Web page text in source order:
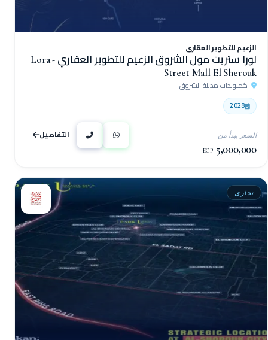
الزعيم للتطوير العقاري
لورا ستريت مول الشروق الزعيم للتطوير العقاري - Lora
Street Mall El Sherouk
كمبوندات مدينة الشروق
2028
السعر يبدأ من
5,000,000
EGP
التفاصيل
تجارى